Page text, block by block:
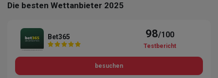
Die besten Wettanbieter 2025
Bet365 98/100
Testbericht
besuchen